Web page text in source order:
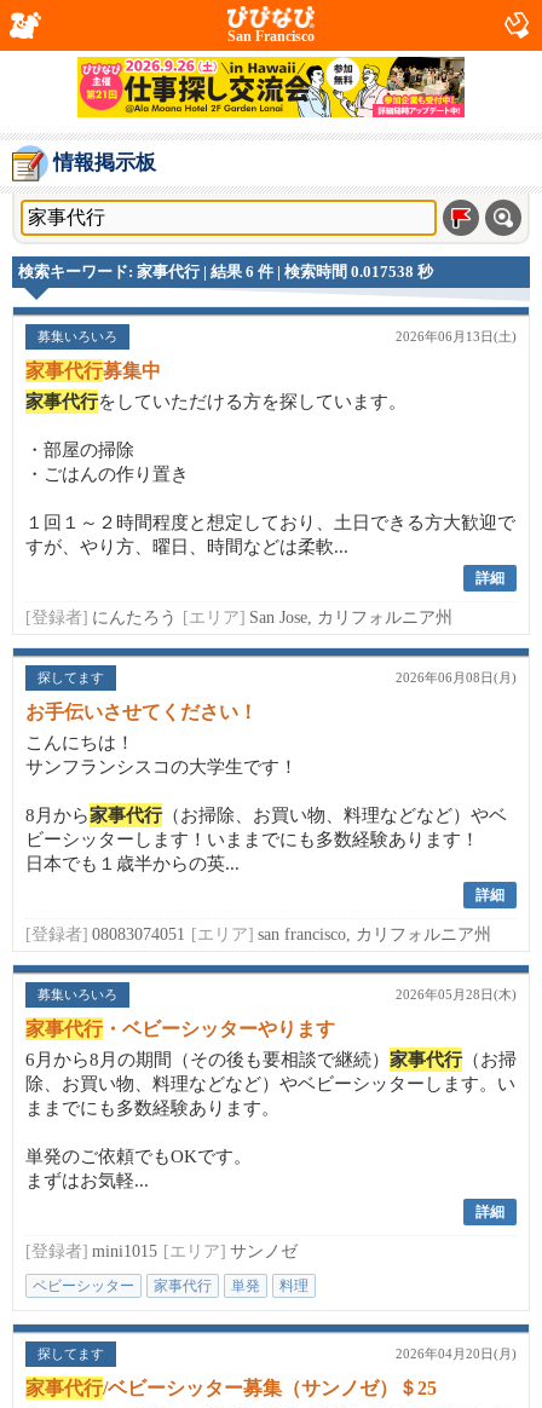
San Francisco
情報掲示板
検索キーワード: 家事代行 | 結果 6 件 | 検索時間 0.017538 秒
募集いろいろ 2026年06月13日(土)
家事代行募集中
家事代行をしていただける方を探しています。
・部屋の掃除
・ごはんの作り置き
１回１～２時間程度と想定しており、土日できる方大歓迎で
すが、やり方、曜日、時間などは柔軟...
詳細
[登録者] にんたろう [エリア] San Jose, カリフォルニア州
探してます 2026年06月08日(月)
お手伝いさせてください！
こんにちは！
サンフランシスコの大学生です！
8月から家事代行（お掃除、お買い物、料理などなど）やベ
ビーシッターします！いままでにも多数経験あります！
日本でも１歳半からの英...
詳細
[登録者] 08083074051 [エリア] san francisco, カリフォルニア州
募集いろいろ 2026年05月28日(木)
家事代行・ベビーシッターやります
6月から8月の期間（その後も要相談で継続） 家事代行（お掃
除、お買い物、料理などなど）やベビーシッターします。い
ままでにも多数経験あります。
単発のご依頼でもOKです。
まずはお気軽...
詳細
[登録者] mini1015 [エリア] サンノゼ
ベビーシッター 家事代行 単発 料理
探してます 2026年04月20日(月)
家事代行/ベビーシッター募集（サンノゼ）＄25